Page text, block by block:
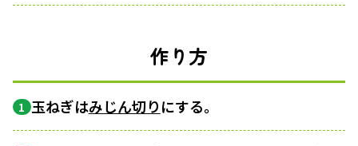
作り方
1 玉ねぎはみじん切りにする。